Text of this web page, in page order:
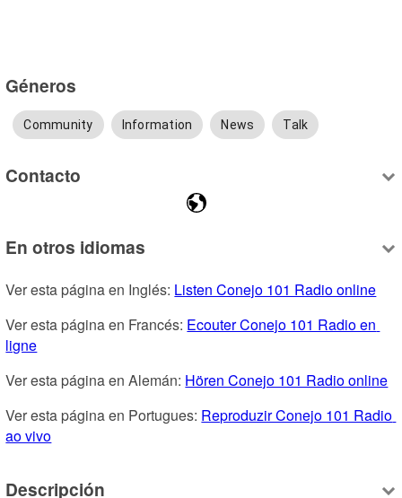
Géneros
Community Information News Talk
Contacto
En otros idiomas
Ver esta página en Inglés: Listen Conejo 101 Radio online
Ver esta página en Francés: Ecouter Conejo 101 Radio en
ligne
Ver esta página en Alemán: Hören Conejo 101 Radio online
Ver esta página en Portugues: Reproduzir Conejo 101 Radio
ao vivo
Descripción